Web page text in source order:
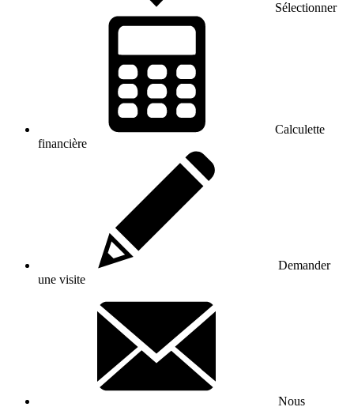
Sélectionner
Calculette
financière
Demander
une visite
Nous